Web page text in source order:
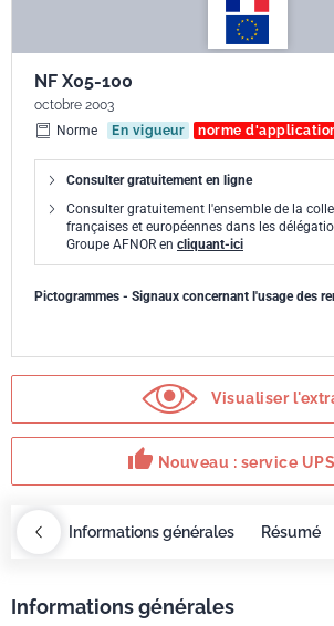
NF X05-100
octobre 2003
Norme
En vigueur norme
Consulter gratuitement en ligne
Consulter gratuitement l'ensemble de la
françaises et européennes dans les
Groupe AFNOR en cliquant-ici
Pictogrammes - Signaux concernant l'usage des
Visualiser
thumb_up Nouveau : service
Informations générales Résumé
Informations générales